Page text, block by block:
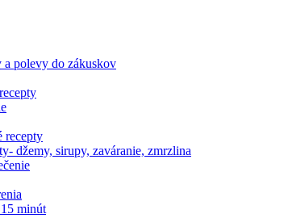
a polevy do zákuskov
recepty
džemy, sirupy, zaváranie, zmrzlina
minút